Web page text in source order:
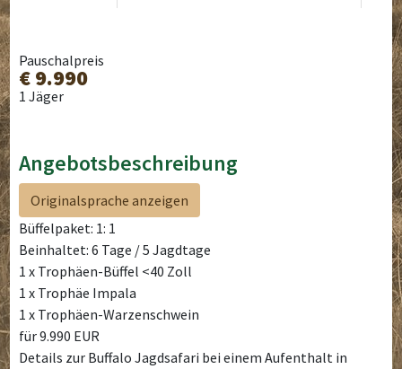
Pauschalpreis
€ 9.990
1 Jäger
Angebotsbeschreibung
Originalsprache anzeigen
Büffelpaket: 1: 1
Beinhaltet: 6 Tage / 5 Jagdtage
1 x Trophäen-Büffel <40 Zoll
1 x Trophäe Impala
1 x Trophäen-Warzenschwein
für 9.990 EUR
Details zur Buffalo Jagdsafari bei einem Aufenthalt in